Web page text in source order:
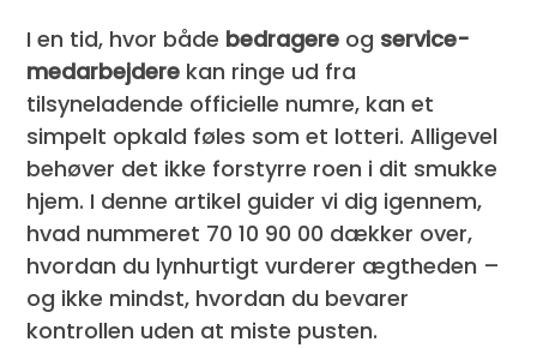
I en tid, hvor både bedragere og service­
medarbejdere kan ringe ud fra
tilsyneladende officielle numre, kan et
simpelt opkald føles som et lotteri. Alligevel
behøver det ikke forstyrre roen i dit smukke
hjem. I denne artikel guider vi dig igennem,
hvad nummeret 70 10 90 00 dækker over,
hvordan du lynhurtigt vurderer ægtheden –
og ikke mindst, hvordan du bevarer
kontrollen uden at miste pusten.